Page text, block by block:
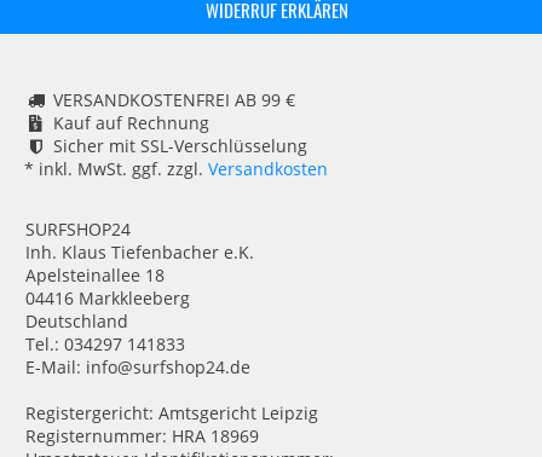
WIDERRUF ERKLÄREN
VERSANDKOSTENFREI AB 99 €
Kauf auf Rechnung
Sicher mit SSL-Verschlüsselung
* inkl. MwSt. ggf. zzgl. Versandkosten
SURFSHOP24
Inh. Klaus Tiefenbacher e.K.
Apelsteinallee 18
04416 Markkleeberg
Deutschland
Tel.: 034297 141833
E-Mail: info@surfshop24.de
Registergericht: Amtsgericht Leipzig
Registernummer: HRA 18969